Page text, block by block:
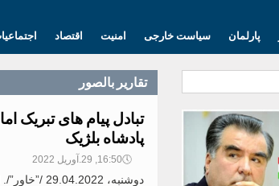
اقتصاد امنیت سیاست خارجی پارلمان
تقارير بالصور
تبادل پیام های تبریک
پادشاه بلژیک
🕔16:50, 29.آوریل 2022